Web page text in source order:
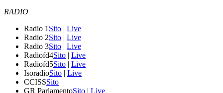
RADIO
Radio 1 Sito | Live
Radio 2Sito | Live
Radio 3Sito | Live
Radiofd4Sito | Live
Radiofd5Sito | Live
IsoradioSito | Live
CCISSSito
GR ParlamentoSito | Live